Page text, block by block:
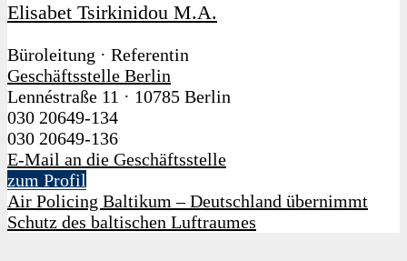
Elisabet Tsirkinidou M.A.
Büroleitung · Referentin
Geschäftsstelle Berlin
Lennéstraße 11 · 10785 Berlin
030 20649-134
030 20649-136
E-Mail an die Geschäftsstelle
zum Profil
Air Policing Baltikum – Deutschland übernimmt
Schutz des baltischen Luftraumes